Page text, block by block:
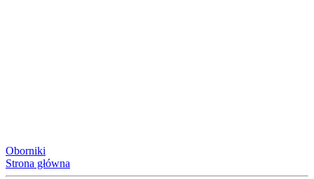
Oborniki
Strona główna